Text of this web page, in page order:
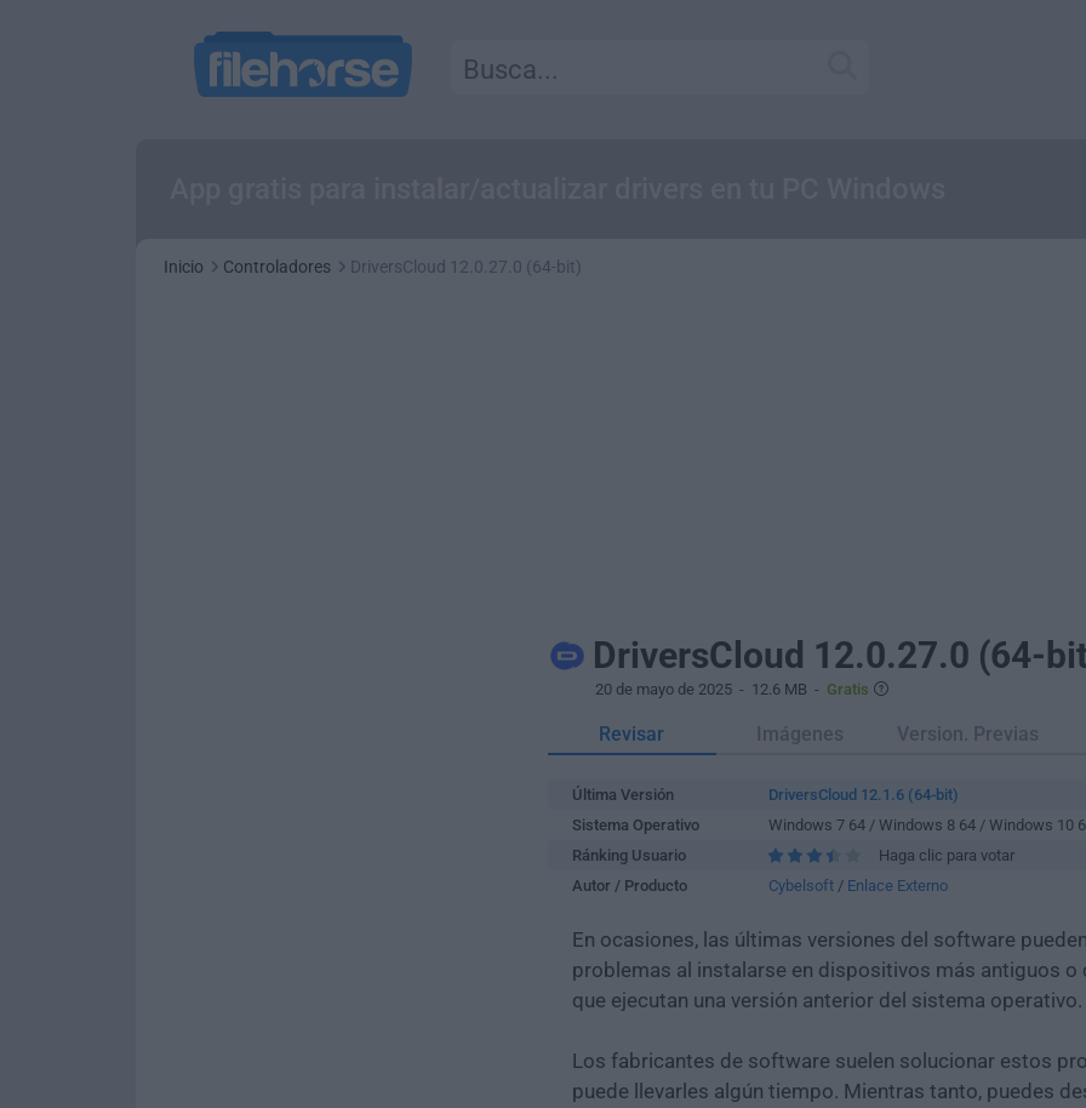
Inicio Controladores DriversCloud 12.0.27.0 (64-bit)
DriversCloud 12.0.27.0 (64-
20 de mayo de 2025 - 12.6 MB - Gratis
Revisar Imágenes Version. Previas
Última Versión
DriversCloud 12.1.6 (64-bit)
Sistema Operativo
Windows 7 64 / Windows 8 64 / Windows 10
Ránking Usuario
Haga clic para votar
Autor / Producto
Cybelsoft / Enlace Externo
En ocasiones, las últimas versiones del software
problemas al instalarse en dispositivos más antiguos
que ejecutan una versión anterior del sistema operativo.
Los fabricantes de software suelen solucionar estos
puede llevarles algún tiempo. Mientras tanto, puedes